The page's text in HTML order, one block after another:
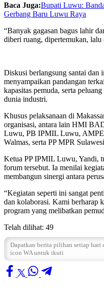
Baca Juga:Bupati Luwu:
Gerbang Baru Luwu Raya
“Banyak gagasan bagus lahir
diberi ruang, dipertemukan, lalu
Diskusi berlangsung santai dan
menyampaikan pandangan
kapasitas pemuda, serta
dunia industri.
Khusus pelaksanaan di
organisasi, antara lain HMI
Luwu, PB IPMIL Luwu,
Walmas, serta PP MPR
Ketua PP IPMIL Luwu, Yandi,
forum tersebut. Ia menilai
membangun sinergi antara
“Kegiatan seperti ini sangat
dan kolaborasi. Kami berharap
program yang melibatkan
Telah dilihat: 49
Dapatkan berita pilihan setiap hari
icon WA untuk ikuti